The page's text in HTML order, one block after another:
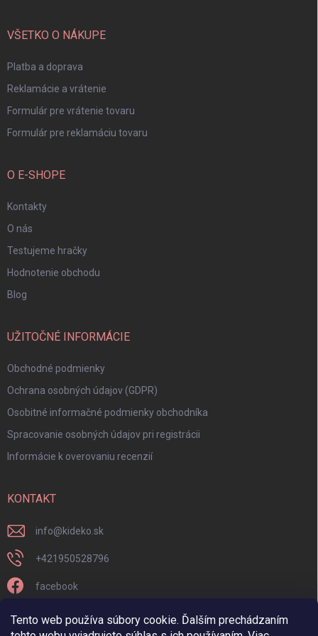
Tento web používa súbory cookie. Ďalším prechádzaním
VŠETKO O NÁKUPE
Platba a doprava
Reklamácie a vrátenie
Formulár pre vrátenie tovaru
Formulár pre reklamáciu tovaru
O E-SHOPE
Kontakty
O nás
Testujeme hračky
Hodnotenie obchodu
Blog
UŽITOČNÉ INFORMÁCIE
Obchodné podmienky
Ochrana osobných údajov (GDPR)
Osobitné informačné podmienky obchodníka
Spracovanie osobných údajov pri registrácii
Informácie k overovaniu recenzií
KONTAKT
info@kideko.sk
+421950528796
facebook
kideko.sk/